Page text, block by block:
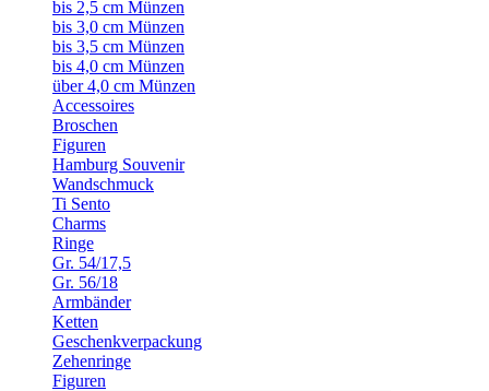
bis 2,5 cm Münzen
bis 3,0 cm Münzen
bis 3,5 cm Münzen
bis 4,0 cm Münzen
über 4,0 cm Münzen
Accessoires
Broschen
Figuren
Hamburg Souvenir
Wandschmuck
Ti Sento
Charms
Ringe
Gr. 54/17,5
Gr. 56/18
Armbänder
Ketten
Geschenkverpackung
Zehenringe
Figuren